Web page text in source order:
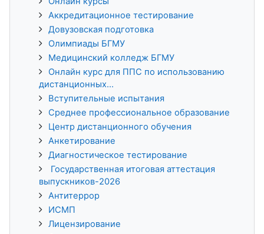
Аккредитационное тестирование
Довузовская подготовка
Олимпиады БГМУ
Медицинский колледж БГМУ
Онлайн курс для ППС по использованию
дистанционных...
Вступительные испытания
Среднее профессиональное образование
Центр дистанционного обучения
Анкетирование
Диагностическое тестирование
Государственная итоговая аттестация
выпускников-2026
Антитеррор
ИСМП
Лицензирование